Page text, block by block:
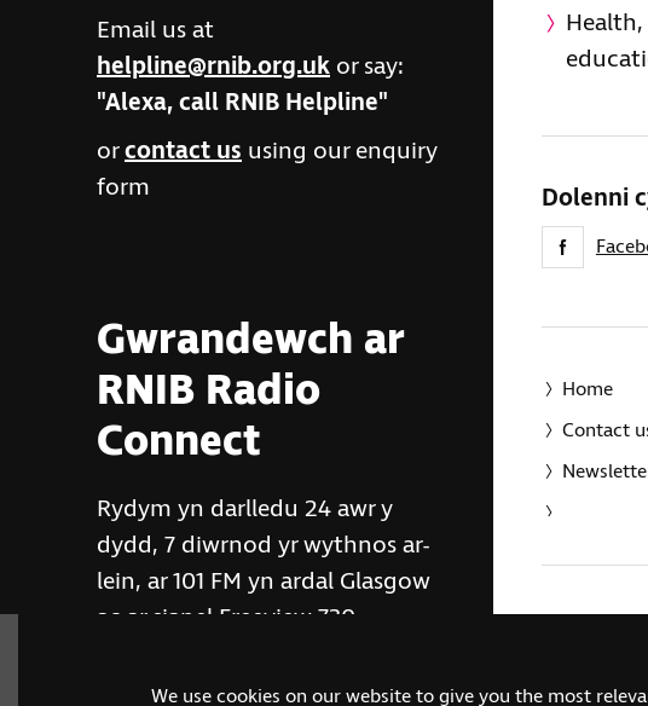
We use cookies on our website to give you the most
Email us at
helpline@rnib.org.uk or say:
"Alexa, call RNIB Helpline"
orcontact us using our enquiry
form
Gwrandewch ar
RNIB Radio
Connect
Rydym yn darlledu 24 awr y
dydd, 7 diwrnod yr wythnos ar-
lein, ar 101 FM yn ardal Glasgow
ac ar sianel Freeview 730
Dolenni
Home
Contact